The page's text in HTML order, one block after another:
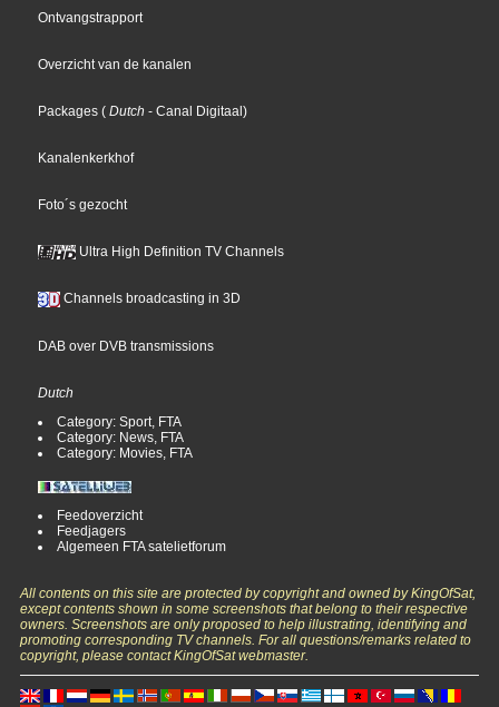
Ontvangstrapport
Overzicht van de kanalen
Packages ( Dutch - Canal Digitaal)
Kanalenkerkhof
Foto´s gezocht
Ultra High Definition TV Channels
Channels broadcasting in 3D
DAB over DVB transmissions
Dutch
Category: Sport, FTA
Category: News, FTA
Category: Movies, FTA
Feedoverzicht
Feedjagers
Algemeen FTA satelietforum
All contents on this site are protected by copyright and owned by KingOfSat,
except contents shown in some screenshots that belong to their respective
owners. Screenshots are only proposed to help illustrating, identifying and
promoting corresponding TV channels. For all questions/remarks related to
copyright, please contact KingOfSat webmaster.